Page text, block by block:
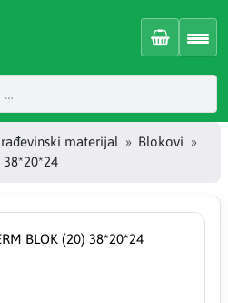
materijal
Blokovi
38*20*24